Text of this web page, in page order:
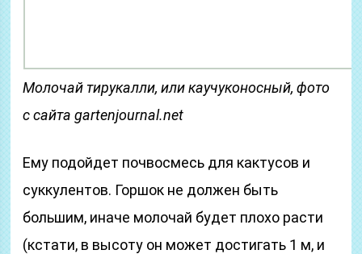
Молочай тирукалли, или каучуконосный, фото
с сайта gartenjournal.net
Ему подойдет почвосмесь для кактусов и
суккулентов. Горшок не должен быть
большим, иначе молочай будет плохо расти
(кстати, в высоту он может достигать 1 м, и